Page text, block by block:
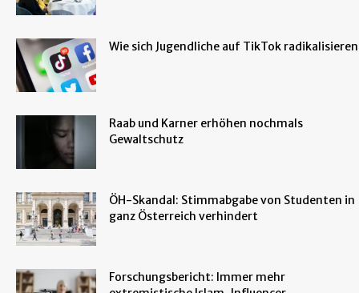
Wie sich Jugendliche auf TikTok radikalisieren
Raab und Karner erhöhen nochmals
Gewaltschutz
ÖH-Skandal: Stimmabgabe von Studenten in
ganz Österreich verhindert
Forschungsbericht: Immer mehr